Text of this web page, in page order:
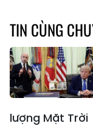
TIN CÙNG
lượng Mặt Trời